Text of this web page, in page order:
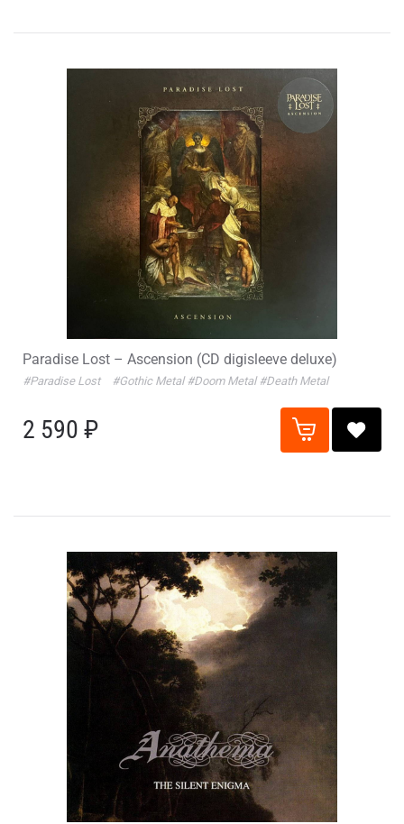
Paradise Lost – Ascension (CD digisleeve deluxe)
#Paradise Lost #Gothic Metal #Doom Metal #Death Metal
2 590 ₽